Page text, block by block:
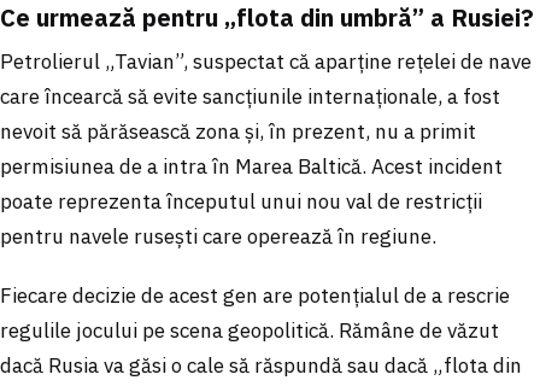
Ce urmează pentru „flota din umbră” a Rusiei?
Petrolierul „Tavian”, suspectat că aparține rețelei de nave
care încearcă să evite sancțiunile internaționale, a fost
nevoit să părăsească zona și, în prezent, nu a primit
permisiunea de a intra în Marea Baltică. Acest incident
poate reprezenta începutul unui nou val de restricții
pentru navele rusești care operează în regiune.
Fiecare decizie de acest gen are potențialul de a rescrie
regulile jocului pe scena geopolitică. Rămâne de văzut
dacă Rusia va găsi o cale să răspundă sau dacă „flota din